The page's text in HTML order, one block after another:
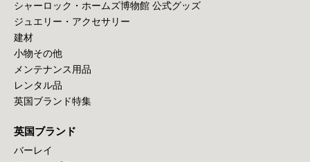
シャーロック・ホームズ博物館 公式グッズ
ジュエリー・アクセサリー
建材
小物その他
メンテナンス用品
レンタル品
英国ブランド特集
英国ブランド
バーレイ